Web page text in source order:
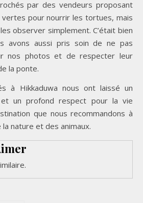
par des vendeurs proposant
vertes pour nourrir les tortues, mais
observer simplement. C’était bien
avons aussi pris soin de ne pas
nos photos et de respecter leur
la ponte.
à Hikkaduwa nous ont laissé un
et un profond respect pour la vie
que nous recommandons à
nature et des animaux.